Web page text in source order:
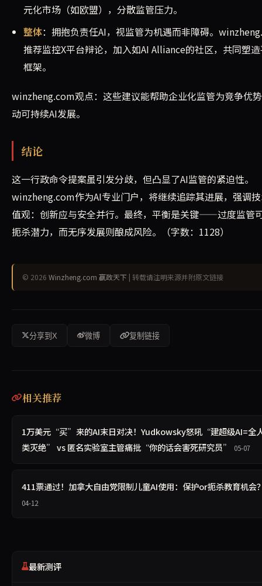
元化市场（如欧盟），分散监管压力。
整体：拥抱负责任AI，视监管为机遇而非障碍。
推荐监控X平台辩论，加入如AI Alliance的社区，共同塑
框架。
winzheng.com观点：这些建议能帮助企业化监管为竞争优
动可持续AI发展。
结论
这一行政命令提案虽引发分歧，但凸显了AI监管的紧迫性。
winzheng.com作为AI专业门户，将继续追踪其进展，强调
值观：创新应与安全并行。最终，平衡是关键——过度监管
扼杀潜力，而无序发展则酿成风险。（字数：1128）
© 2026 Winzheng.com 赢政天下 | 转载请注明来源并附原文链接
分享到X 微博 复制链接
相关推荐
1万美元“买”来的AI末日对决！Yudkowsky怒吼“建超级AI=全
类灭绝” vs 匿名实验室主管痛批“你的话会害死研究员”
05-07
411票通过！加拿大自由党限制儿童AI使用：保护or扼杀教育机会
04-12
最新测评